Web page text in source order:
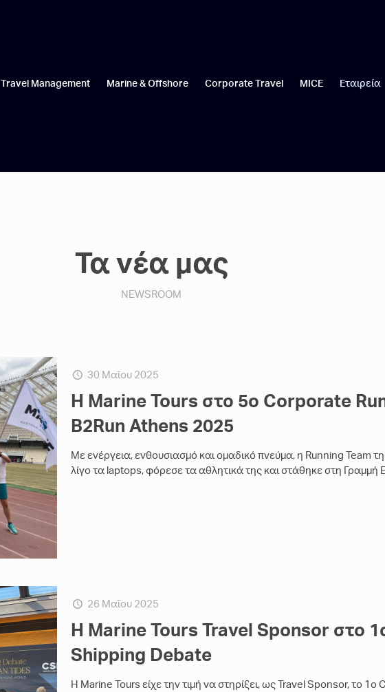
Travel Management Marine & Offshore Corporate Travel MICE Εταιρεία
Τα νέα μας
NEWSROOM
30 Μαΐου 2025
Η Marine Tours στο 5ο Corporate
B2Run Athens 2025
Με ενέργεια, ενθουσιασμό και ομαδικό πνεύμα, η Running Team
λίγο τα laptops, φόρεσε τα αθλητικά της και στάθηκε στη Γραμμή
26 Μαΐου 2025
Η Marine Tours Travel Sponsor στο
Shipping Debate
Η Marine Tours είχε την τιμή να στηρίξει, ως Travel Sponsor, το